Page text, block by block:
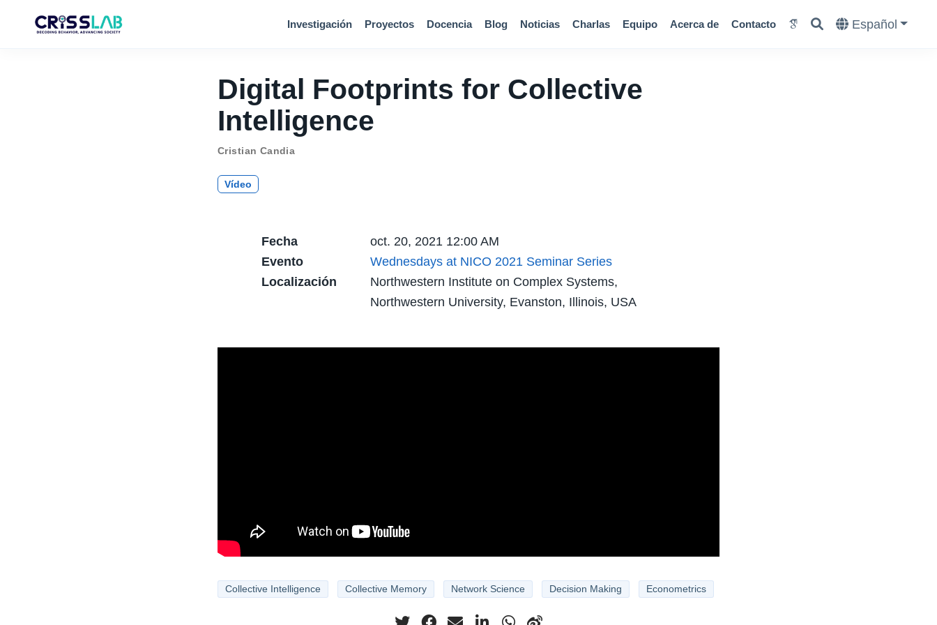
Investigación Proyectos Docencia Blog Noticias Charlas Equipo Acerca de Contacto Español
Digital Footprints for Collective
Intelligence
Cristian Candia
Vídeo
Fecha
oct. 20, 2021 12:00 AM
Evento
Wednesdays at NICO 2021 Seminar Series
Localización
Northwestern Institute on Complex Systems,
Northwestern University, Evanston, Illinois, USA
Collective Intelligence Collective Memory Network Science Decision Making Econometrics